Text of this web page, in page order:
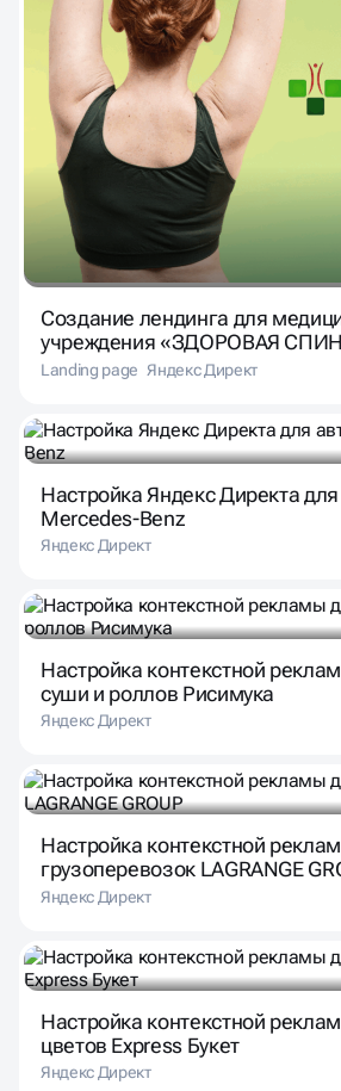
Создание лендинга для
учреждения «ЗДОРОВАЯ
Landing page Яндекс Директ
Настройка Яндекс Директа
Mercedes-Benz
Яндекс Директ
Настройка контекстной
суши и роллов Рисимука
Яндекс Директ
Настройка контекстной
грузоперевозок LAGRANGE
Яндекс Директ
Настройка контекстной
цветов Express Букет
Яндекс Директ